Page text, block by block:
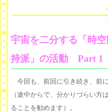
宇宙を二分する「時
持派」の活動 Part 1
今回も、前回に引き続き、前
（途中からで、分かりづらい方
ることを勧めます）。